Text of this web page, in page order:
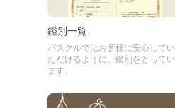
鑑別一覧
パスクルではお客様に安心してい
ただけるように、鑑別をとってい
ます。